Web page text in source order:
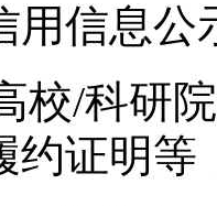
用信息公
校/科研
约证明等